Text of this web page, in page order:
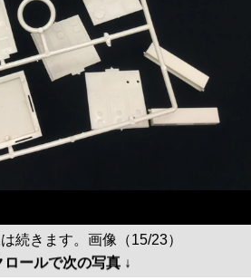
続きます。画像（15/23）
ロールで次の写真 ↓